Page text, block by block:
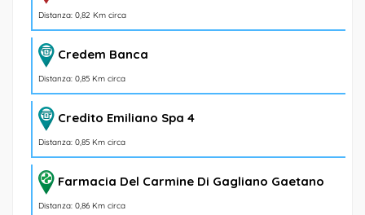
Distanza: 0,82 Km circa
Credem Banca
Distanza: 0,85 Km circa
Credito Emiliano Spa 4
Distanza: 0,85 Km circa
Farmacia Del Carmine Di Gagliano Gaetano
Distanza: 0,86 Km circa